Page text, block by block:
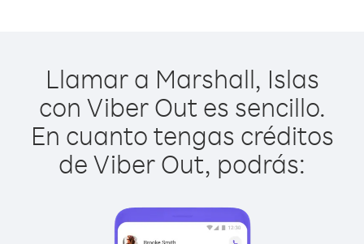
Llamar a Marshall, Islas
con Viber Out es sencillo.
En cuanto tengas créditos
de Viber Out, podrás: